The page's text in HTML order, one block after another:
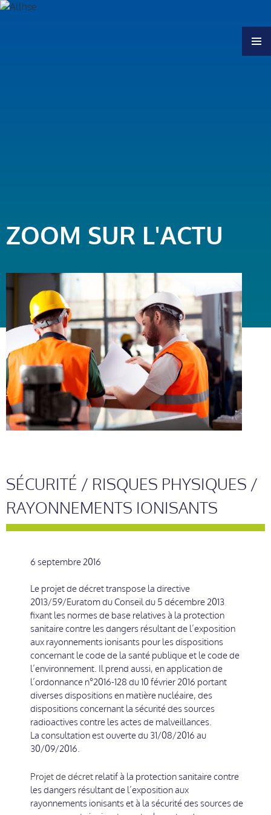
ZOOM SUR L'ACTU
SÉCURITÉ / RISQUES PHYSIQUES /
RAYONNEMENTS IONISANTS
6 septembre 2016
Le projet de décret transpose la directive
2013/59/Euratom du Conseil du 5 décembre 2013
fixant les normes de base relatives à la protection
sanitaire contre les dangers résultant de l’exposition
aux rayonnements ionisants pour les dispositions
concernant le code de la santé publique et le code de
l’environnement. Il prend aussi, en application de
l’ordonnance n°2016-128 du 10 février 2016 portant
diverses dispositions en matière nucléaire, des
dispositions concernant la sécurité des sources
radioactives contre les actes de malveillances.
La consultation est ouverte du 31/08/2016 au
30/09/2016.
Projet de décret relatif à la protection sanitaire contre
les dangers résultant de l’exposition aux
rayonnements ionisants et à la sécurité des sources de